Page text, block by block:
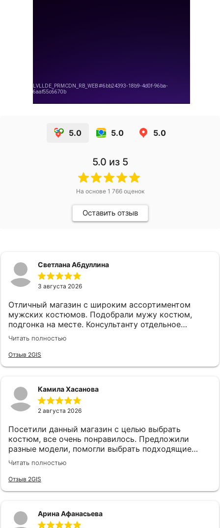
5.0 5.0 5.0
5.0 из 5
На основе 1 766оценок
Оставить отзыв
Светлана Абдуллина
3 августа 2026
Отличный магазин с широким ассортиментом
мужских костюмов. Подобрали мужу костюм,
подгонка на месте. Консультанту отдельное
спасибо, подсказала, все подобрала! Спасибо!
Читать полностью
Отзыв 2GIS
Камила Хасанова
2 августа 2026
Посетили данный магазин с целью выбрать
костюм, все очень понравилось. Предложили
разные модели, помогли выбрать подходящие
аксессуары. Все быстро и качетсвтенно. Спасибо
руководству и сотрудникам, в частности
консультанту Карине за такой хороший сервис!
Читать полностью
Отзыв 2GIS
Арина Афанасьева